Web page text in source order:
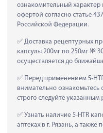
ознакомительный характер
офертой согласно статье
Российской Федерации.
Доставка рецептурных
капсулы 200мг по 250мг №
осуществляется до
Перед применением 5-
внимательно ознакомьтесь
строго следуйте
Узнать наличие 5-HTR
аптеках в г. Рязань, а